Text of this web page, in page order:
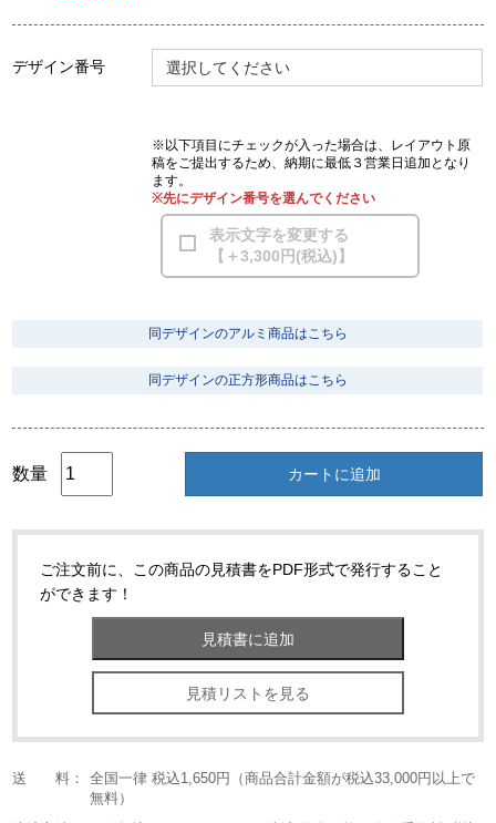
デザイン番号 選択してください
※以下項目にチェックが入った場合は、レイアウト原
稿をご提出するため、納期に最低３営業日追加となり
ます。
※先にデザイン番号を選んでください
表示文字を変更する
【＋3,300円(税込)】
同デザインのアルミ商品はこちら
同デザインの正方形商品はこちら
数量 カートに追加
ご注文前に、この商品の見積書をPDF形式で発行すること
ができます！
見積リストを見る
送 料：
全国一律 税込1,650円（商品合計金額が税込33,000円以上で
無料）